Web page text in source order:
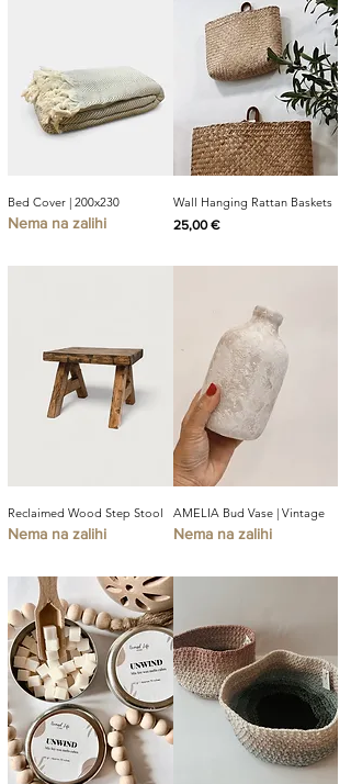
Bed Cover | 200x230
Nema na zalihi
Wall Hanging Rattan Baskets
Cijena
25,00 €
Reclaimed Wood Step Stool
Nema na zalihi
AMELIA Bud Vase | Vintage
Nema na zalihi